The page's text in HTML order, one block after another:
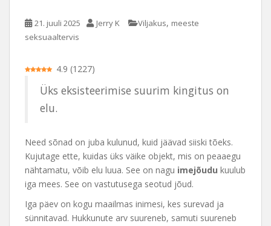
21. juuli 2025 Jerry K Viljakus, meeste
seksuaaltervis
4.9 (1227)
Üks eksisteerimise suurim kingitus on
elu.
Need sõnad on juba kulunud, kuid jäävad siiski tõeks.
Kujutage ette, kuidas üks väike objekt, mis on peaaegu
nähtamatu, võib elu luua. See on nagu imejõudu kuulub
iga mees. See on vastutusega seotud jõud.
Iga päev on kogu maailmas inimesi, kes surevad ja
sünnitavad. Hukkunute arv suureneb, samuti suureneb